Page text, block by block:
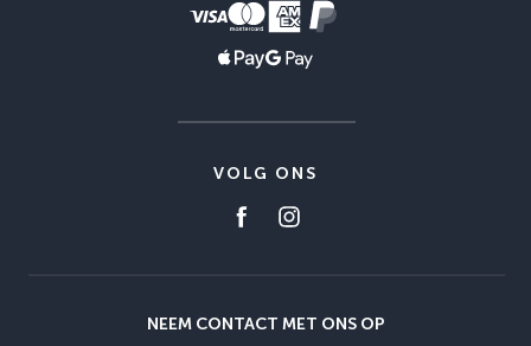
VOLG ONS
NEEM CONTACT MET ONS OP